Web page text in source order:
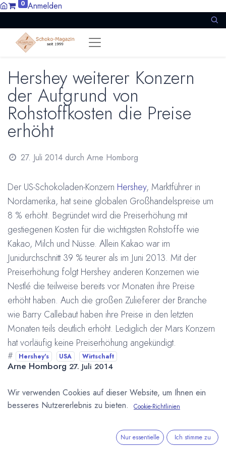
0 Anmelden
Hershey weiterer Konzern
der Aufgrund von
Rohstoffkosten die Preise
erhöht
27. Juli 2014 durch Arne Homborg
Der US-Schokoladen-Konzern Hershey, Marktführer in
Nordamerika, hat seine globalen Großhandelspreise um
8 % erhöht. Begründet wird die Preiserhöhung mit
gestiegenen Kosten für die wichtigsten Rohstoffe wie
Kakao, Milch und Nüsse. Allein Kakao war im
Junidurchschnitt 39 % teurer als im Juni 2013. Mit der
Preiserhöhung folgt Hershey anderen Konzernen wie
Nestlé die teilweise bereits vor Monaten ihre Preise
erhöht haben. Auch die großen Zulieferer der Branche
wie Barry Callebaut haben ihre Preise in den letzten
Monaten teils deutlich erhöht. Lediglich der Mars Konzern
hat vorläufig keine Preiserhöhung angekündigt.
# Hershey's USA Wirtschaft
Arne Homborg 27. Juli 2014
DIESEN BEITRAG TEILEN
Wir verwenden Cookies auf dieser Website, um Ihnen ein
besseres Nutzererlebnis zu bieten.
Cookie-Richtlinien
Nur essentielle Ich stimme zu